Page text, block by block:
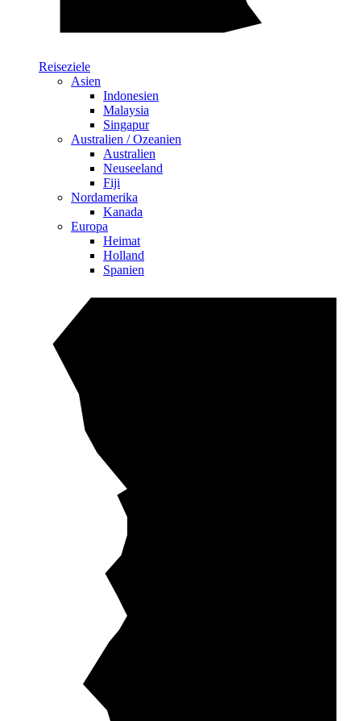
Reiseziele
Asien
Indonesien
Malaysia
Singapur
Australien / Ozeanien
Australien
Neuseeland
Fiji
Nordamerika
Kanada
Europa
Heimat
Holland
Spanien